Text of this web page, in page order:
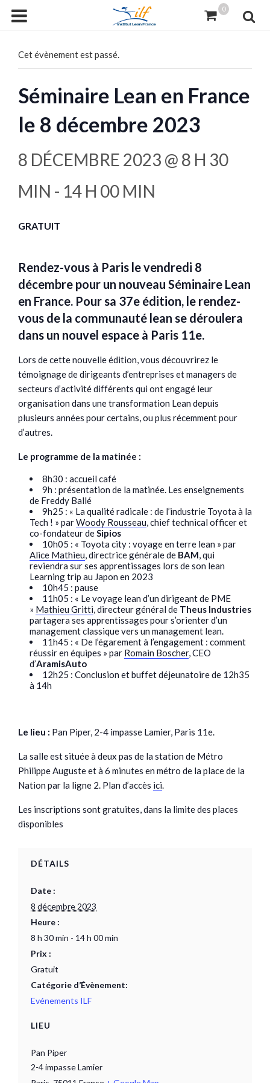
0
Cet évènement est passé.
Séminaire Lean en France
le 8 décembre 2023
8 DÉCEMBRE 2023 @ 8 H 30
MIN - 14 H 00 MIN
GRATUIT
Rendez-vous à Paris le vendredi 8
décembre pour un nouveau Séminaire Lean
en France. Pour sa 37e édition, le rendez-
vous de la communauté lean se déroulera
dans un nouvel espace à Paris 11e.
Lors de cette nouvelle édition, vous découvrirez le
témoignage de dirigeants d’entreprises et managers de
secteurs d’activité différents qui ont engagé leur
organisation dans une transformation Lean depuis
plusieurs années pour certains, ou plus récemment pour
d’autres.
Le programme de la matinée :
8h30 : accueil café
9h : présentation de la matinée. Les enseignements
de Freddy Ballé
9h25 : « La qualité radicale : de l’industrie Toyota à la
Tech ! » parWoody Rousseau, chief technical officer et
co-fondateur deSipios
10h05 : « Toyota city : voyage en terre lean » par
Alice Mathieu, directrice générale de BAM, qui
reviendra sur ses apprentissages lors de son lean
Learning trip au Japon en 2023
10h45 : pause
11h05 : « Le voyage lean d’un dirigeant de PME
» Mathieu Gritti, directeur général de Theus Industries
partagera ses apprentissages pour s’orienter d’un
management classique vers un management lean.
11h45 : « De l’égarement à l’engagement : comment
réussir en équipes » par Romain Boscher, CEO
d’AramisAuto
12h25 : Conclusion et buffet déjeunatoire de 12h35
à 14h
Le lieu : Pan Piper, 2-4 impasse Lamier, Paris 11e.
La salle est située à deux pas de la station de Métro
Philippe Auguste et à 6 minutes en métro de la place de la
Nation par la ligne 2. Plan d’accès ici.
Les inscriptions sont gratuites, dans la limite des places
disponibles
DÉTAILS
Date :
8 décembre 2023
Heure :
8 h 30 min - 14 h 00 min
Prix :
Gratuit
Catégorie d’Évènement:
Evénements ILF
LIEU
Pan Piper
2-4 impasse Lamier